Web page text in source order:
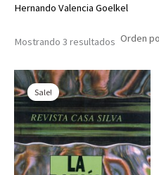
Hernando Valencia Goelkel
Mostrando 3 resultados
Sale!